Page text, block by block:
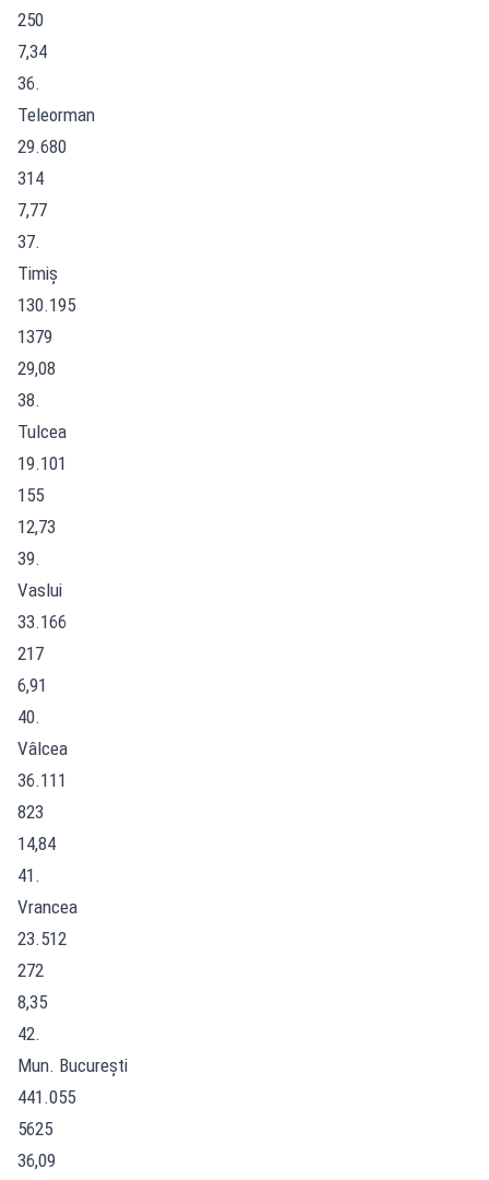
250
7,34
36.
Teleorman
29.680
314
7,77
37.
Timiș
130.195
1379
29,08
38.
Tulcea
19.101
155
12,73
39.
Vaslui
33.166
217
6,91
40.
Vâlcea
36.111
823
14,84
41.
Vrancea
23.512
272
8,35
42.
Mun. București
441.055
5625
36,09